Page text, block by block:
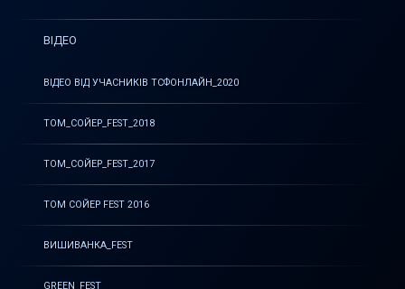
ВІДЕО
ВІДЕО ВІД УЧАСНИКІВ ТСФОНЛАЙН_2020
ТОМ_СОЙЕР_FEST_2018
ТОМ_СОЙЕР_FEST_2017
ТОМ СОЙЕР FEST 2016
ВИШИВАНКА_FEST
GREEN_FEST